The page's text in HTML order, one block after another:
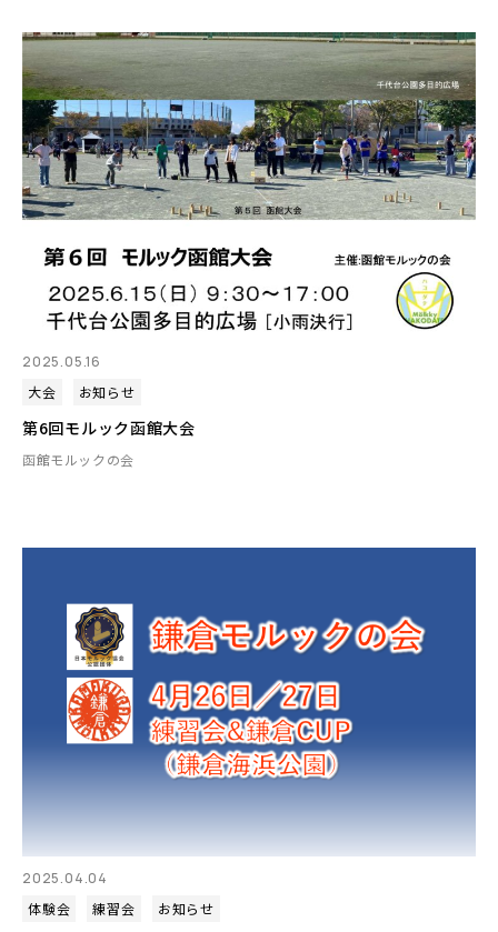
2025.05.16
大会
お知らせ
第6回モルック函館大会
函館モルックの会
2025.04.04
体験会
練習会 お知らせ